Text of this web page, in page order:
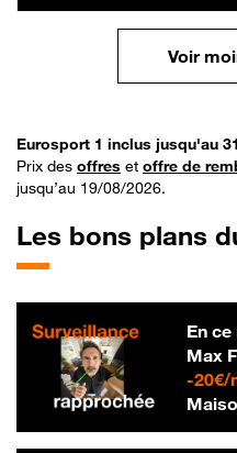
Voir
Eurosport 1 inclus jusqu'au
Prix des offres et offre de
jusqu’au 19/08/2026.
Les bons plans
En
Max
-20€/